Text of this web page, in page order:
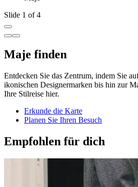
Slide 1 of 4
Maje finden
Entdecken Sie das Zentrum, indem Sie
ikonischen Designermarken bis hin zur
Ihre Stilreise hier.
Erkunde die Karte
Planen Sie Ihren Besuch
Empfohlen für dich